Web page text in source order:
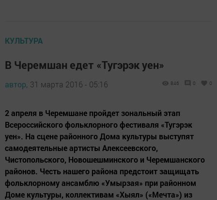
КУЛЬТУРА
В Черемшан едет «Тугэрэк уен»
автор, 31 марта 2016 - 05:16 846 0 0
2 апреля в Черемшане пройдет зональный этап
Всероссийского фольклорного фестиваля «Тугэрэк
уен». На сцене районного Дома культуры выступят
самодеятельные артисты Алексеевского,
Чистопольского, Новошешминского и Черемшанского
районов. Честь нашего района предстоит защищать
фольклорному ансамблю «Умырзая» при районном
Доме культуры, коллективам «Хыял» («Мечта») из